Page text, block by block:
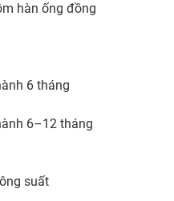
hàn ống đồng
6 tháng
6–12 tháng
suất